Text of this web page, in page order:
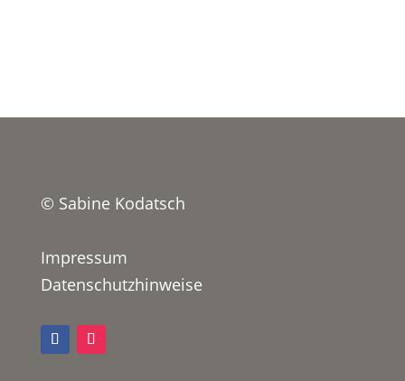
© Sabine Kodatsch
Impressum
Datenschutzhinweise